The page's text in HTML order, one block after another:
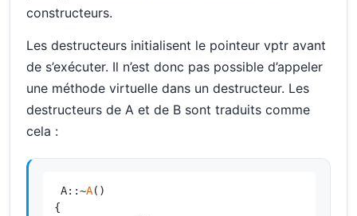
constructeurs.
Les destructeurs initialisent le pointeur vptr avant
de s’exécuter. Il n’est donc pas possible d’appeler
une méthode virtuelle dans un destructeur. Les
destructeurs de A et de B sont traduits comme
cela :
A::~A()
{